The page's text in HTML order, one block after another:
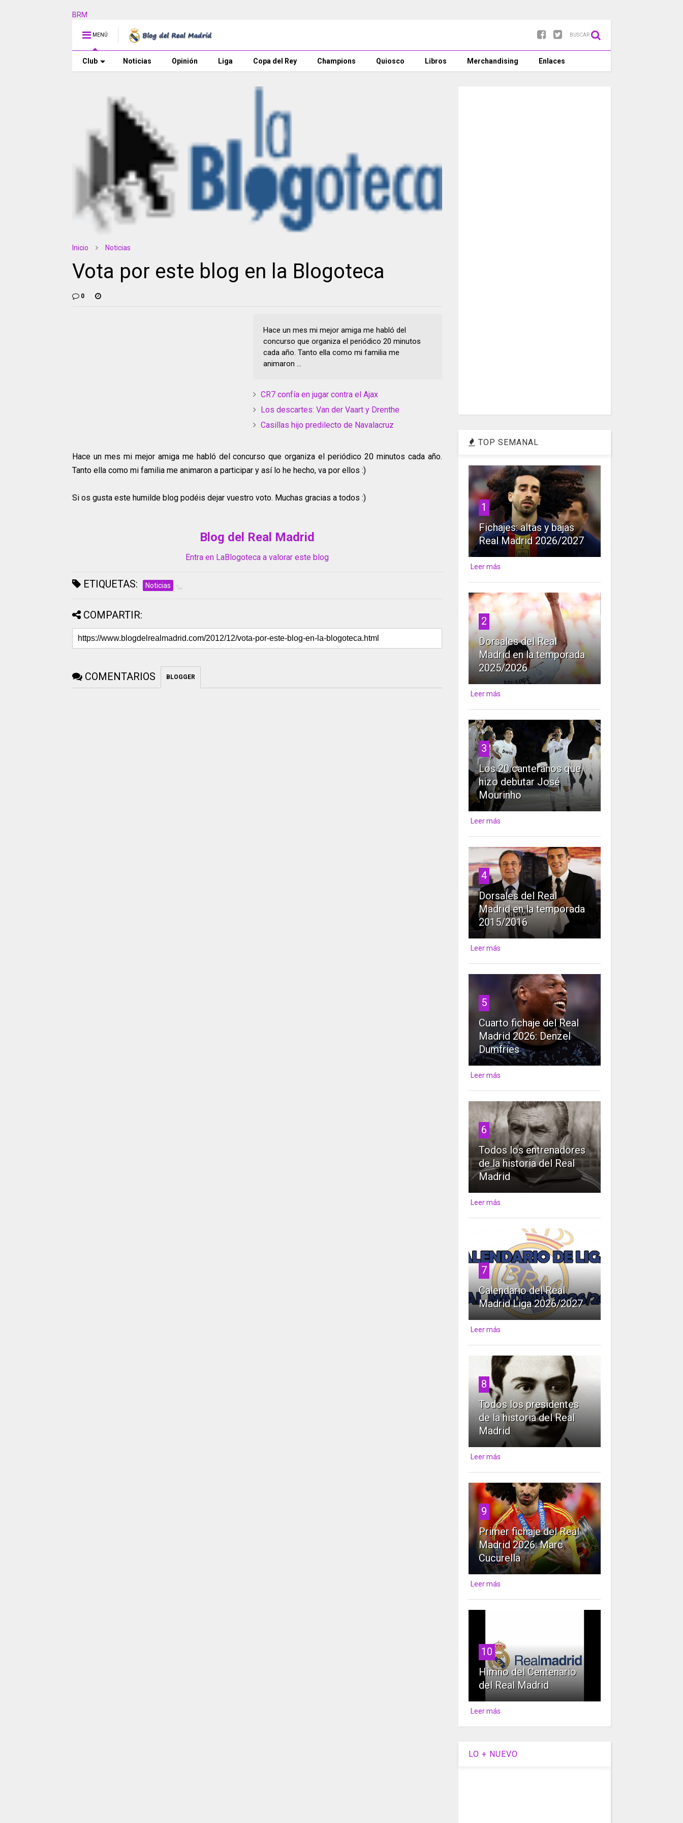
BRM
MENÚ BUSCAR
Club Noticias Opinión Liga Copa del Rey Champions Quiosco Libros Merchandising Enlaces
Inicio Noticias
Vota por este blog en la Blogoteca
0
Hace un mes mi mejor amiga me habló del
concurso que organiza el periódico 20 minutos
cada año. Tanto ella como mi familia me
animaron ...
CR7 confía en jugar contra el Ajax
Los descartes: Van der Vaart y Drenthe
Casillas hijo predilecto de Navalacruz
Hace un mes mi mejor amiga me habló del concurso que organiza el periódico 20 minutos cada año.
Tanto ella como mi familia me animaron a participar y así lo he hecho, va por ellos :)
Si os gusta este humilde blog podéis dejar vuestro voto. Muchas gracias a todos :)
Blog del Real Madrid
Entra en LaBlogoteca a valorar este blog
ETIQUETAS: Noticias
COMPARTIR:
COMENTARIOS BLOGGER
TOP SEMANAL
1
Fichajes: altas y bajas
Real Madrid 2026/2027
Leer más
2
Dorsales del Real
Madrid en la temporada
2025/2026
Leer más
3
Los 20 canteranos que
hizo debutar José
Mourinho
Leer más
4
Dorsales del Real
Madrid en la temporada
2015/2016
Leer más
5
Cuarto fichaje del Real
Madrid 2026: Denzel
Dumfries
Leer más
6
Todos los entrenadores
de la historia del Real
Madrid
Leer más
7
Calendario del Real
Madrid Liga 2026/2027
Leer más
8
Todos los presidentes
de la historia del Real
Madrid
Leer más
9
Primer fichaje del Real
Madrid 2026: Marc
Cucurella
Leer más
10
Himno del Centenario
del Real Madrid
Leer más
LO + NUEVO